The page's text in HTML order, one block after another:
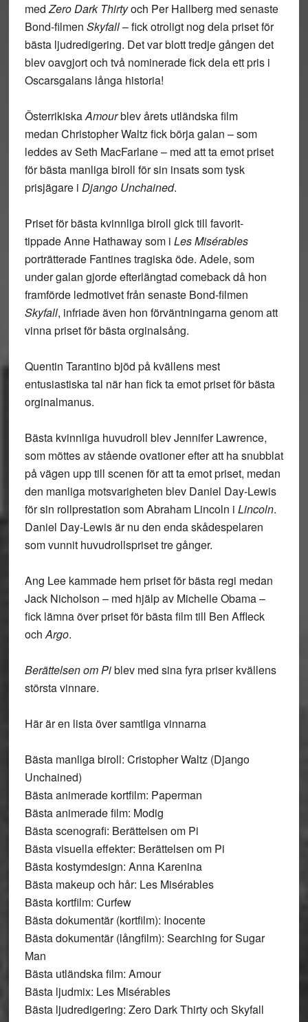
medZero Dark Thirtyoch Per Hallberg med senaste
Bond-filmen Skyfall– fick otroligt nog dela priset för
bästa ljudredigering. Det var blott tredje gången det
blev oavgjort och två nominerade fick dela ett pris i
Oscarsgalans långa historia!
ÖsterrikiskaAmourblev årets utländska film
medan Christopher Waltz fick börja galan – som
leddes av Seth MacFarlane – med att ta emot priset
för bästa manliga biroll för sin insats som tysk
prisjägare i Django Unchained.
Priset för bästa kvinnliga biroll gick till favorit-
tippade Anne Hathaway som i Les Misérables
porträtterade Fantines tragiska öde. Adele, som
under galan gjorde efterlängtad comeback då hon
framförde ledmotivet från senaste Bond-filmen
Skyfall, infriade även hon förväntningarna genom att
vinna priset för bästa orginalsång.
Quentin Tarantino bjöd på kvällens mest
entusiastiska tal när han fick ta emot priset för bästa
orginalmanus.
Bästa kvinnliga huvudroll blev Jennifer Lawrence,
som möttes av stående ovationer efter att ha snubblat
på vägen upp till scenen för att ta emot priset, medan
den manliga motsvarigheten blev Daniel Day-Lewis
för sin rollprestation som Abraham Lincoln i Lincoln.
Daniel Day-Lewis är nu den enda skådespelaren
som vunnit huvudrollspriset tre gånger.
Ang Lee kammade hem priset för bästa regi medan
Jack Nicholson – med hjälp av Michelle Obama –
fick lämna över priset för bästa film till Ben Affleck
ochArgo.
Berättelsen om Piblev med sina fyra priser kvällens
största vinnare.
Här är en lista över samtliga vinnarna
Bästa manliga biroll: Cristopher Waltz (Django
Unchained)
Bästa animerade kortfilm: Paperman
Bästa animerade film: Modig
Bästa scenografi: Berättelsen om Pi
Bästa visuella effekter: Berättelsen om Pi
Bästa kostymdesign: Anna Karenina
Bästa makeup och hår: Les Misérables
Bästa kortfilm: Curfew
Bästa dokumentär (kortfilm): Inocente
Bästa dokumentär (långfilm): Searching for Sugar
Man
Bästa utländska film: Amour
Bästa ljudmix: Les Misérables
Bästa ljudredigering: Zero Dark Thirty och Skyfall